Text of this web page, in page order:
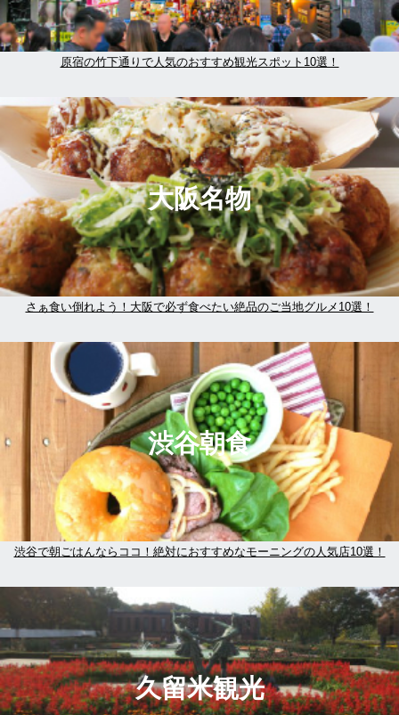
原宿の竹下通りで人気のおすすめ観光スポット10選！
大阪名物
さぁ食い倒れよう！大阪で必ず食べたい絶品のご当地グルメ10選！
渋谷朝食
渋谷で朝ごはんならココ！絶対におすすめなモーニングの人気店10選！
久留米観光